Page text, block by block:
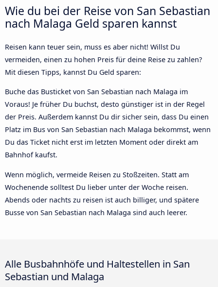
Wie du bei der Reise von San Sebastian
nach Malaga Geld sparen kannst
Reisen kann teuer sein, muss es aber nicht! Willst Du
vermeiden, einen zu hohen Preis für deine Reise zu zahlen?
Mit diesen Tipps, kannst Du Geld sparen:
Buche das Busticket von San Sebastian nach Malaga im
Voraus! Je früher Du buchst, desto günstiger ist in der Regel
der Preis. Außerdem kannst Du dir sicher sein, dass Du einen
Platz im Bus von San Sebastian nach Malaga bekommst, wenn
Du das Ticket nicht erst im letzten Moment oder direkt am
Bahnhof kaufst.
Wenn möglich, vermeide Reisen zu Stoßzeiten. Statt am
Wochenende solltest Du lieber unter der Woche reisen.
Abends oder nachts zu reisen ist auch billiger, und spätere
Busse von San Sebastian nach Malaga sind auch leerer.
Alle Busbahnhöfe und Haltestellen in San
Sebastian und Malaga